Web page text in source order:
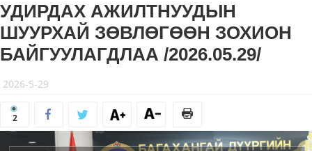
УДИРДАХ АЖИЛТНУУДЫН
ШУУРХАЙ ЗӨВЛӨГӨӨН ЗОХИОН
БАЙГУУЛАГДЛАА /2026.05.29/
2026-5-29
2